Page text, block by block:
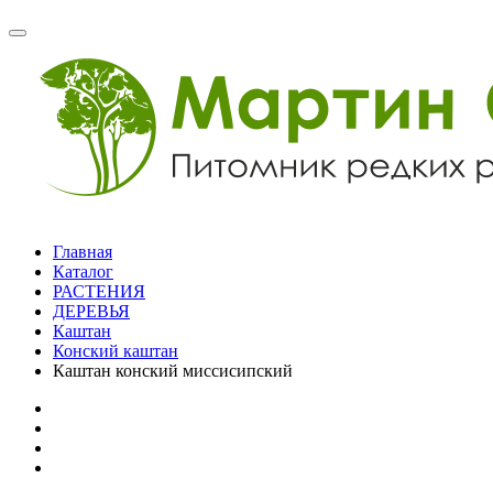
Главная
Каталог
РАСТЕНИЯ
ДЕРЕВЬЯ
Каштан
Конский каштан
Каштан конский миссисипский